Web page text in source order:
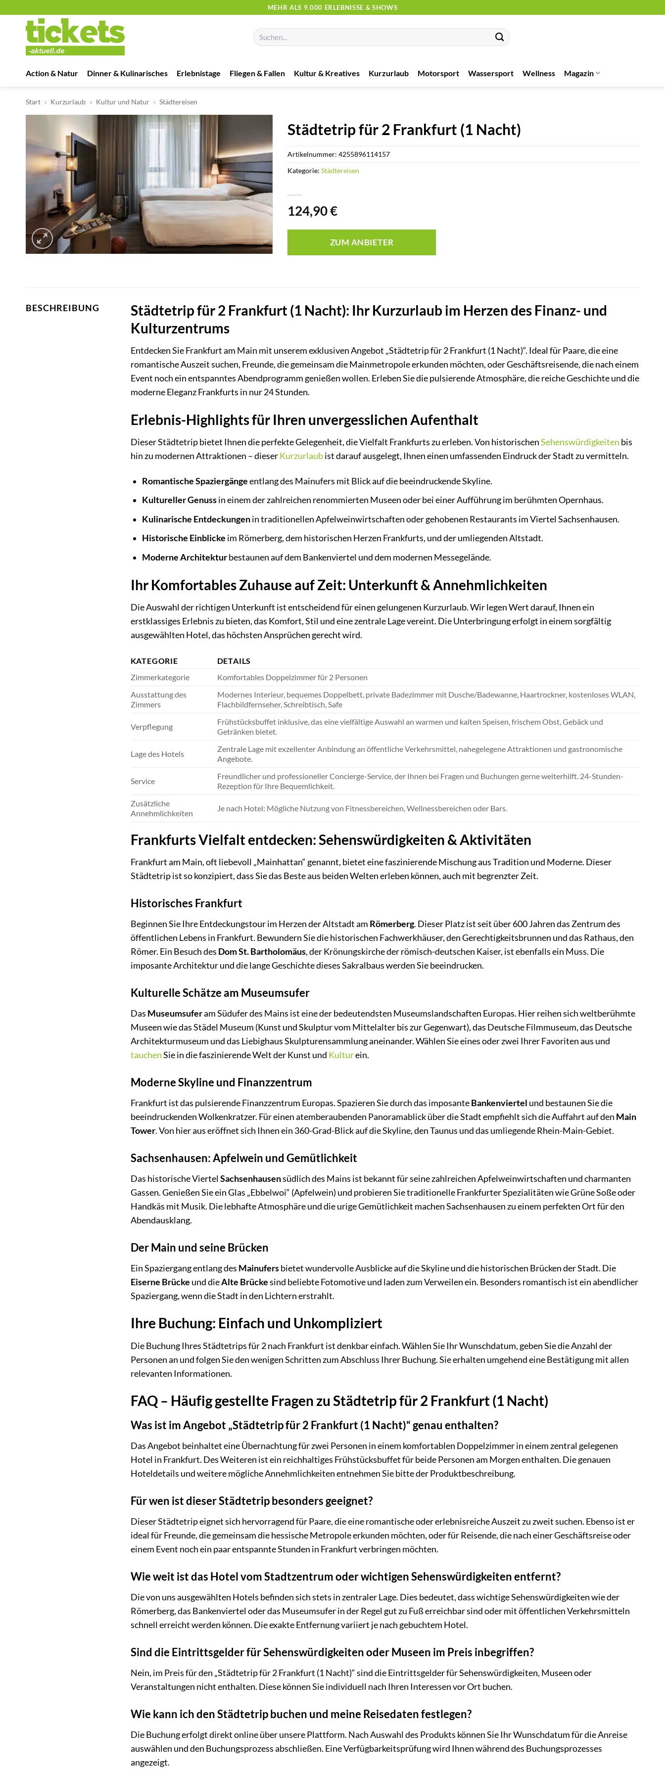
springen
MEHR ALS 9.000 ERLEBNISSE & SHOWS
Suchen
nach:
Action & Natur Dinner & Kulinarisches Erlebnistage Fliegen & Fallen Kultur & Kreatives Kurzurlaub Motorsport Wassersport Wellness Magazin
Start » Kurzurlaub » Kultur und Natur » Städtereisen
Städtetrip für 2 Frankfurt (1 Nacht)
124,90€
ZUM ANBIETER
Artikelnummer:4255896114157
Kategorie:Städtereisen
BESCHREIBUNG
Städtetrip für 2 Frankfurt (1 Nacht): Ihr Kurzurlaub im Herzen des Finanz- und
Kulturzentrums
Entdecken Sie Frankfurt am Main mit unserem exklusiven Angebot „Städtetrip für 2 Frankfurt (1 Nacht)“. Ideal für Paare, die eine
romantische Auszeit suchen, Freunde, die gemeinsam die Mainmetropole erkunden möchten, oder Geschäftsreisende, die nach einem
Event noch ein entspanntes Abendprogramm genießen wollen. Erleben Sie die pulsierende Atmosphäre, die reiche Geschichte und die
moderne Eleganz Frankfurts in nur 24 Stunden.
Erlebnis-Highlights für Ihren unvergesslichen Aufenthalt
Dieser Städtetrip bietet Ihnen die perfekte Gelegenheit, die Vielfalt Frankfurts zu erleben. Von historischenSehenswürdigkeiten bis
hin zu modernen Attraktionen – dieserKurzurlaubist darauf ausgelegt, Ihnen einen umfassenden Eindruck der Stadt zu vermitteln.
Romantische Spaziergängeentlang des Mainufers mit Blick auf die beeindruckende Skyline.
Kultureller Genussin einem der zahlreichen renommierten Museen oder bei einer Aufführung im berühmten Opernhaus.
Kulinarische Entdeckungenin traditionellen Apfelweinwirtschaften oder gehobenen Restaurants im Viertel Sachsenhausen.
Historische Einblicke im Römerberg, dem historischen Herzen Frankfurts, und der umliegenden Altstadt.
Moderne Architekturbestaunen auf dem Bankenviertel und dem modernen Messegelände.
Ihr Komfortables Zuhause auf Zeit: Unterkunft & Annehmlichkeiten
Die Auswahl der richtigen Unterkunft ist entscheidend für einen gelungenen Kurzurlaub. Wir legen Wert darauf, Ihnen ein
erstklassiges Erlebnis zu bieten, das Komfort, Stil und eine zentrale Lage vereint. Die Unterbringung erfolgt in einem sorgfältig
ausgewählten Hotel, das höchsten Ansprüchen gerecht wird.
KATEGORIE
DETAILS
Zimmerkategorie
Komfortables Doppelzimmer für 2 Personen
Ausstattung des
Zimmers
Modernes Interieur, bequemes Doppelbett, private Badezimmer mit Dusche/Badewanne, Haartrockner, kostenloses WLAN,
Flachbildfernseher, Schreibtisch, Safe
Verpflegung
Frühstücksbuffet inklusive, das eine vielfältige Auswahl an warmen und kalten Speisen, frischem Obst, Gebäck und
Getränken bietet.
Lage des Hotels
Zentrale Lage mit exzellenter Anbindung an öffentliche Verkehrsmittel, nahegelegene Attraktionen und gastronomische
Angebote.
Service
Freundlicher und professioneller Concierge-Service, der Ihnen bei Fragen und Buchungen gerne weiterhilft. 24-Stunden-
Rezeption für Ihre Bequemlichkeit.
Zusätzliche
Annehmlichkeiten
Je nach Hotel: Mögliche Nutzung von Fitnessbereichen, Wellnessbereichen oder Bars.
Frankfurts Vielfalt entdecken: Sehenswürdigkeiten & Aktivitäten
Frankfurt am Main, oft liebevoll „Mainhattan“ genannt, bietet eine faszinierende Mischung aus Tradition und Moderne. Dieser
Städtetrip ist so konzipiert, dass Sie das Beste aus beiden Welten erleben können, auch mit begrenzter Zeit.
Historisches Frankfurt
Beginnen Sie Ihre Entdeckungstour im Herzen der Altstadt am Römerberg. Dieser Platz ist seit über 600 Jahren das Zentrum des
öffentlichen Lebens in Frankfurt. Bewundern Sie die historischen Fachwerkhäuser, den Gerechtigkeitsbrunnen und das Rathaus, den
Römer. Ein Besuch des Dom St. Bartholomäus, der Krönungskirche der römisch-deutschen Kaiser, ist ebenfalls ein Muss. Die
imposante Architektur und die lange Geschichte dieses Sakralbaus werden Sie beeindrucken.
Kulturelle Schätze am Museumsufer
Das Museumsuferam Südufer des Mains ist eine der bedeutendsten Museumslandschaften Europas. Hier reihen sich weltberühmte
Museen wie das Städel Museum (Kunst und Skulptur vom Mittelalter bis zur Gegenwart), das Deutsche Filmmuseum, das Deutsche
Architekturmuseum und das Liebighaus Skulpturensammlung aneinander. Wählen Sie eines oder zwei Ihrer Favoriten aus und
tauchenSie in die faszinierende Welt der Kunst und Kulturein.
Moderne Skyline und Finanzzentrum
Frankfurt ist das pulsierende Finanzzentrum Europas. Spazieren Sie durch das imposanteBankenviertel und bestaunen Sie die
beeindruckenden Wolkenkratzer. Für einen atemberaubenden Panoramablick über die Stadt empfiehlt sich die Auffahrt auf den Main
Tower. Von hier aus eröffnet sich Ihnen ein 360-Grad-Blick auf die Skyline, den Taunus und das umliegende Rhein-Main-Gebiet.
Sachsenhausen: Apfelwein und Gemütlichkeit
Das historische ViertelSachsenhausensüdlich des Mains ist bekannt für seine zahlreichen Apfelweinwirtschaften und charmanten
Gassen. Genießen Sie ein Glas „Ebbelwoi“ (Apfelwein) und probieren Sie traditionelle Frankfurter Spezialitäten wie Grüne Soße oder
Handkäs mit Musik. Die lebhafte Atmosphäre und die urige Gemütlichkeit machen Sachsenhausen zu einem perfekten Ort für den
Abendausklang.
Der Main und seine Brücken
Ein Spaziergang entlang des Mainufersbietet wundervolle Ausblicke auf die Skyline und die historischen Brücken der Stadt. Die
Eiserne Brücke und dieAlte Brückesind beliebte Fotomotive und laden zum Verweilen ein. Besonders romantisch ist ein abendlicher
Spaziergang, wenn die Stadt in den Lichtern erstrahlt.
Ihre Buchung: Einfach und Unkompliziert
Die Buchung Ihres Städtetrips für 2 nach Frankfurt ist denkbar einfach. Wählen Sie Ihr Wunschdatum, geben Sie die Anzahl der
Personen an und folgen Sie den wenigen Schritten zum Abschluss Ihrer Buchung. Sie erhalten umgehend eine Bestätigung mit allen
relevanten Informationen.
FAQ – Häufig gestellte Fragen zu Städtetrip für 2 Frankfurt (1 Nacht)
Was ist im Angebot „Städtetrip für 2 Frankfurt (1 Nacht)“ genau enthalten?
Das Angebot beinhaltet eine Übernachtung für zwei Personen in einem komfortablen Doppelzimmer in einem zentral gelegenen
Hotel in Frankfurt. Des Weiteren ist ein reichhaltiges Frühstücksbuffet für beide Personen am Morgen enthalten. Die genauen
Hoteldetails und weitere mögliche Annehmlichkeiten entnehmen Sie bitte der Produktbeschreibung.
Für wen ist dieser Städtetrip besonders geeignet?
Dieser Städtetrip eignet sich hervorragend für Paare, die eine romantische oder erlebnisreiche Auszeit zu zweit suchen. Ebenso ist er
ideal für Freunde, die gemeinsam die hessische Metropole erkunden möchten, oder für Reisende, die nach einer Geschäftsreise oder
einem Event noch ein paar entspannte Stunden in Frankfurt verbringen möchten.
Wie weit ist das Hotel vom Stadtzentrum oder wichtigen Sehenswürdigkeiten entfernt?
Die von uns ausgewählten Hotels befinden sich stets in zentraler Lage. Dies bedeutet, dass wichtige Sehenswürdigkeiten wie der
Römerberg, das Bankenviertel oder das Museumsufer in der Regel gut zu Fuß erreichbar sind oder mit öffentlichen Verkehrsmitteln
schnell erreicht werden können. Die exakte Entfernung variiert je nach gebuchtem Hotel.
Sind die Eintrittsgelder für Sehenswürdigkeiten oder Museen im Preis inbegriffen?
Nein, im Preis für den „Städtetrip für 2 Frankfurt (1 Nacht)“ sind die Eintrittsgelder für Sehenswürdigkeiten, Museen oder
Veranstaltungen nicht enthalten. Diese können Sie individuell nach Ihren Interessen vor Ort buchen.
Wie kann ich den Städtetrip buchen und meine Reisedaten festlegen?
Die Buchung erfolgt direkt online über unsere Plattform. Nach Auswahl des Produkts können Sie Ihr Wunschdatum für die Anreise
auswählen und den Buchungsprozess abschließen. Eine Verfügbarkeitsprüfung wird Ihnen während des Buchungsprozesses
angezeigt.